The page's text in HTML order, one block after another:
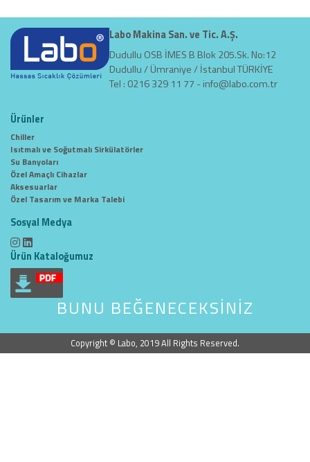
Labo Makina San. ve Tic. A.Ş.
Dudullu OSB İMES B Blok 205.Sk. No:12
Dudullu / Ümraniye / İstanbul TÜRKİYE
Tel : 0216 329 11 77 -info@labo.com.tr
Ürünler
Chiller
Isıtmalı ve Soğutmalı Sirkülatörler
Su Banyoları
Özel Amaçlı Cihazlar
Aksesuarlar
Özel Tasarım ve Marka Talebi
Sosyal Medya
Ürün Kataloğumuz
BUNU BEĞENECEKSİNİZ
Copyright © Labo, 2019 All Rights Reserved.